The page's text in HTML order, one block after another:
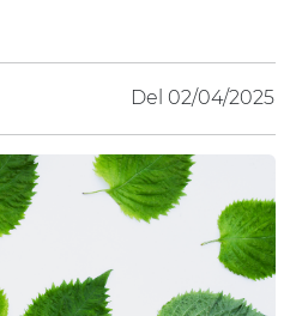
Del 02/04/2025